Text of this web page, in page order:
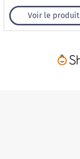
Voir le produit